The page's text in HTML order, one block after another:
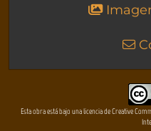
Esta obra está bajo una licencia de Creative